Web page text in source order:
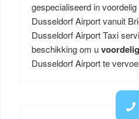
gespecialiseerd in
Dusseldorf Airport vanuit
Dusseldorf Airport Taxi
beschikking om u
Dusseldorf Airport te